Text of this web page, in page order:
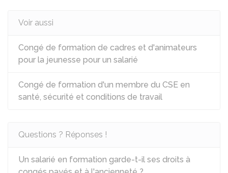
Voir aussi
Congé de formation de cadres et d'animateurs
pour la jeunesse pour un salarié
Congé de formation d'un membre du CSE en
santé, sécurité et conditions de travail
Questions ? Réponses !
Un salarié en formation garde-t-il ses droits à